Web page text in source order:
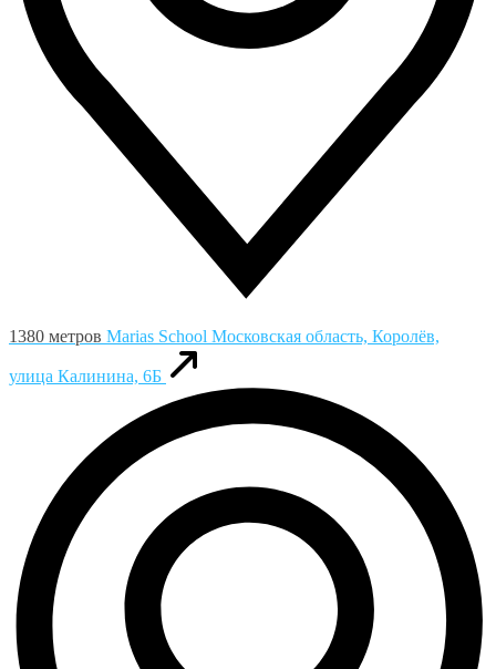
1380 метров Marias School Московская область, Королёв,
улица Калинина, 6Б